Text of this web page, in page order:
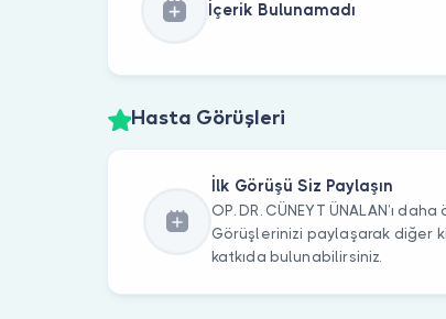
İçerik Bulunamadı
Hasta Görüşleri
İlk Görüşü Siz Paylaşın
OP. DR. CÜNEYT ÜNALAN’ı
Görüşlerinizi paylaşarak diğer
katkıda bulunabilirsiniz.